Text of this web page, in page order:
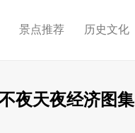
景点推荐 历史文化
夜天夜经济图集